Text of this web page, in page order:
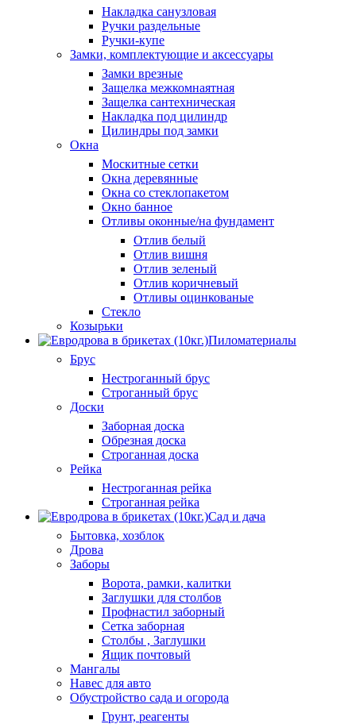
Накладка санузловая
Ручки раздельные
Ручки-купе
Замки, комплектующие и аксессуары
Замки врезные
Защелка межкомнаятная
Защелка сантехническая
Накладка под цилиндр
Цилиндры под замки
Окна
Москитные сетки
Окна деревянные
Окна со стеклопакетом
Окно банное
Отливы оконные/на фундамент
Отлив белый
Отлив вишня
Отлив зеленый
Отлив коричневый
Отливы оцинкованые
Стекло
Козырьки
Пиломатериалы
Брус
Нестроганный брус
Строганный брус
Доски
Заборная доска
Обрезная доска
Строганная доска
Рейка
Нестроганная рейка
Строганная рейка
Сад и дача
Бытовка, хозблок
Дрова
Заборы
Ворота, рамки, калитки
Заглушки для столбов
Профнастил заборный
Сетка заборная
Столбы , Заглушки
Ящик почтовый
Мангалы
Навес для авто
Обустройство сада и огорода
Грунт, реагенты